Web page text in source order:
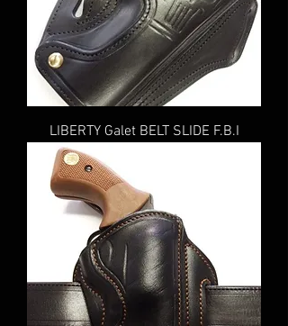
LIBERTY Galet BELT SLIDE F.B.I